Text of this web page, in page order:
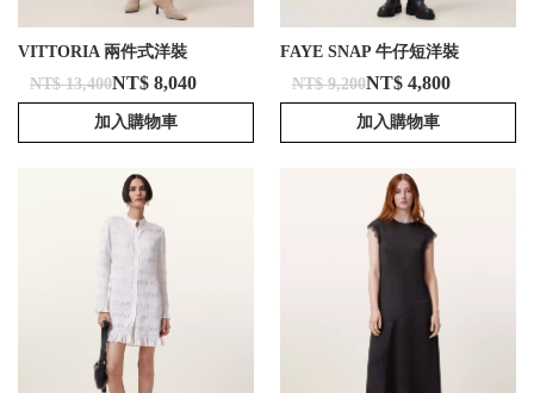
VITTORIA 兩件式洋裝
NT$ 13,400NT$ 8,040
加入購物車
FAYE SNAP 牛仔短洋裝
NT$ 9,200NT$ 4,800
加入購物車